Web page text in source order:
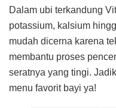
Dalam ubi terkandung
potassium, kalsium
mudah dicerna karena
membantu proses
seratnya yang tingi.
menu favorit bayi ya!